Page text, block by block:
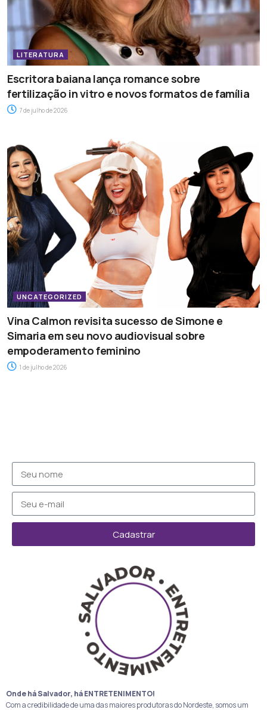
LITERATURA
Escritora baiana lança romance sobre
fertilização in vitro e novos formatos de família
7 de julho de 2026
UNCATEGORIZED
Vina Calmon revisita sucesso de Simone e
Simaria em seu novo audiovisual sobre
empoderamento feminino
1 de julho de 2026
Cadastrar
Onde há Salvador, há ENTRETENIMENTO!
Com a credibilidade de uma das maiores produtoras do Nordeste, somos um